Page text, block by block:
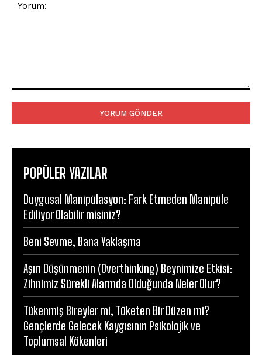
POPÜLER YAZILAR
Duygusal Manipülasyon: Fark Etmeden Manipüle
Ediliyor Olabilir misiniz?
Beni Sevme, Bana Yaklaşma
Aşırı Düşünmenin (Overthinking) Beynimize Etkisi:
Zihnimiz Sürekli Alarmda Olduğunda Neler Olur?
Tükenmiş Bireyler mi, Tüketen Bir Düzen mi?
Gençlerde Gelecek Kaygısının Psikolojik ve
Toplumsal Kökenleri